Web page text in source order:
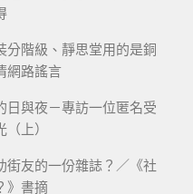
分階級、靜思堂用的是銅
網路謠言
日與夜－專訪一位匿名受
上）
街友的一份雜誌？／《社
》書摘